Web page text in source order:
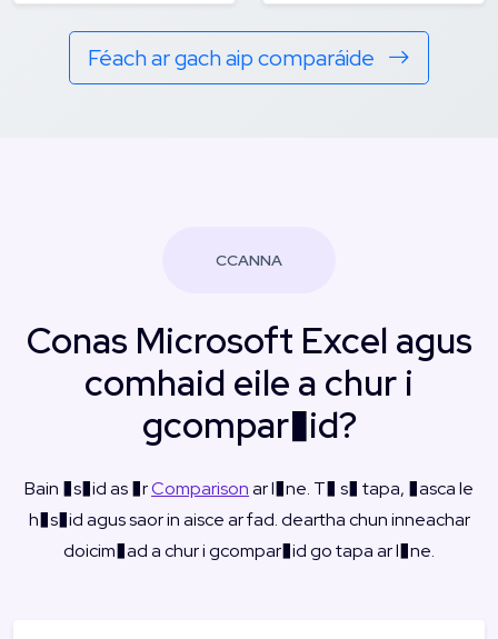
Féach ar gach aip comparáide
CCANNA
Conas Microsoft Excel agus
comhaid eile a chur i
gcompar�id?
Bain �s�id as �rComparisonar l�ne. T� s� tapa, �asca le
h�s�id agus saor in aisce ar fad. deartha chun inneachar
doicim�ad a chur i gcompar�id go tapa ar l�ne.